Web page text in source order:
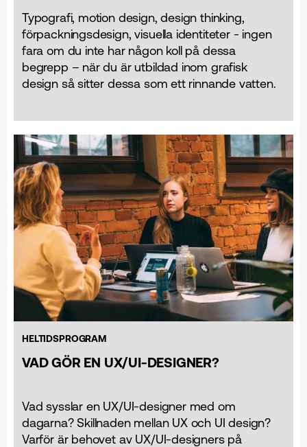
Typografi, motion design, design thinking,
förpackningsdesign, visuella identiteter - ingen
fara om du inte har någon koll på dessa
begrepp – när du är utbildad inom grafisk
design så sitter dessa som ett rinnande vatten.
HELTIDSPROGRAM
VAD GÖR EN UX/UI-DESIGNER?
Vad sysslar en UX/UI-designer med om
dagarna? Skillnaden mellan UX och UI design?
Varför är behovet av UX/UI-designers på